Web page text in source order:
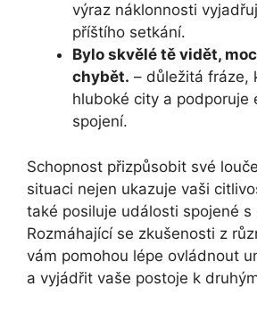
výraz náklonnosti
příštího setkání.
Bylo skvělé tě vidět,
chybět. – důležitá fráze,
hluboké city a podporuje
spojení.
Schopnost přizpůsobit své
situaci nejen ukazuje vaši
také posiluje události spojené s
Rozmáhající se zkušenosti z
vám pomohou lépe ovládnout
a vyjádřit vaše postoje k